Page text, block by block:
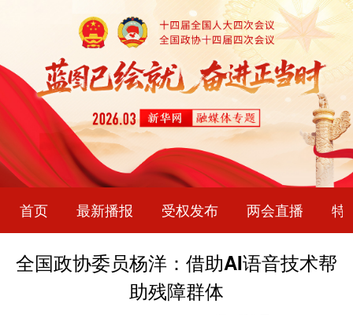
首页 最新播报 受权发布 两会直播 特
全国政协委员杨洋：借助AI语音技术帮
助残障群体